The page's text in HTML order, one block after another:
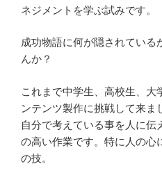
ネジメントを学ぶ試みです。
成功物語に何が隠されている
んか？
これまで中学生、高校生、大
ンテンツ製作に挑戦して来ま
自分で考えている事を人に伝
の高い作業です。特に人の心
の技。